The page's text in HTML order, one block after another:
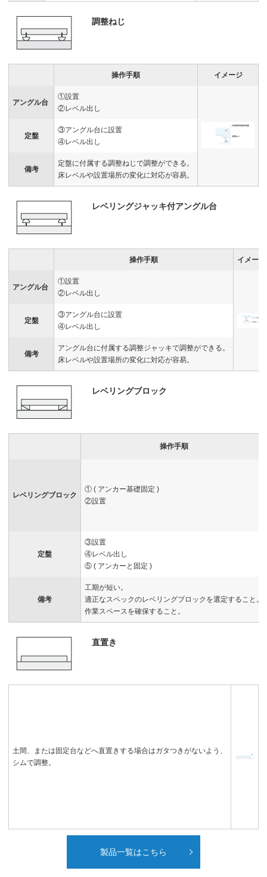
調整ねじ
操作手順 イメージ
アングル台
①設置
②レベル出し
定盤
③アングル台に設置
④レベル出し
備考
定盤に付属する調整ねじで調整ができる。
床レベルや設置場所の変化に対応が容易。
レベリングジャッキ付アングル台
操作手順 イメージ
アングル台
①設置
②レベル出し
定盤
③アングル台に設置
④レベル出し
備考
アングル台に付属する調整ジャッキで調整ができる。
床レベルや設置場所の変化に対応が容易。
レベリングブロック
操作手順
レベリングブロック
① ( アンカー基礎固定 )
②設置
定盤
③設置
④レベル出し
⑤ ( アンカーと固定 )
備考
工期が短い。
適正なスペックのレベリングブロックを選定すること。
作業スペースを確保すること。
直置き
土間、または固定台などへ直置きする場合はガタつきがないよう、
シムで調整。
製品一覧はこちら